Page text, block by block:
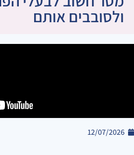
ולסובבים אותם
12/07/2026